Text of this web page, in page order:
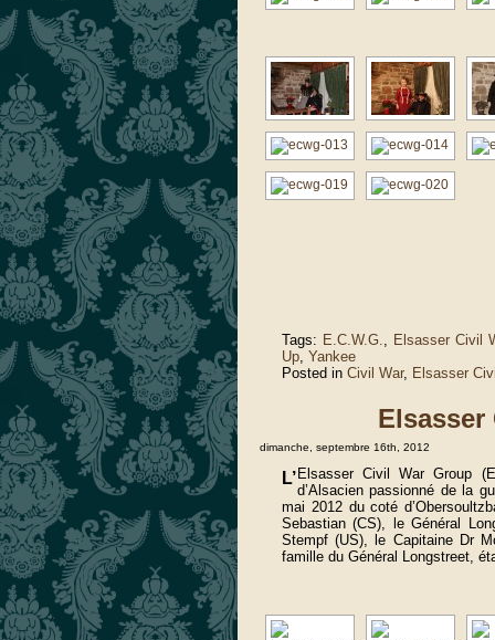
Tags: E.C.W.G., Elsasser Civil
Up, Yankee
Posted in Civil War, Elsasser
Elsasser
dimanche, septembre 16th, 2012
L’ Elsasser Civil War Group
d’Alsacien passionné de la
mai 2012 du coté
Sebastian (CS), le Général
Stempf (US), le Capitaine Dr
famille du Général Longstreet,